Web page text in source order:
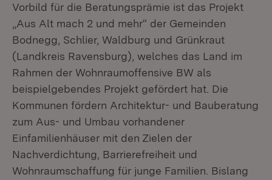
Vorbild für die Beratungsprämie ist das Projekt
„Aus Alt mach 2 und mehr“ der Gemeinden
Bodnegg, Schlier, Waldburg und Grünkraut
(Landkreis Ravensburg), welches das Land im
Rahmen der Wohnraumoffensive BW als
beispielgebendes Projekt gefördert hat. Die
Kommunen fördern Architektur- und Bauberatung
zum Aus- und Umbau vorhandener
Einfamilienhäuser mit den Zielen der
Nachverdichtung, Barrierefreiheit und
Wohnraumschaffung für junge Familien. Bislang